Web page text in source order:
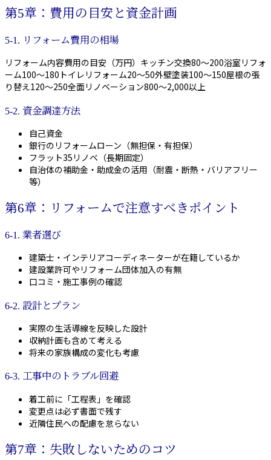
第5章：費用の目安と資金計画
5-1. リフォーム費用の相場
リフォーム内容費用の目安（万円）キッチン交換80〜200浴室リフォ
ーム100〜180トイレリフォーム20〜50外壁塗装100〜150屋根の張
り替え120〜250全面リノベーション800〜2,000以上
5-2. 資金調達方法
自己資金
銀行のリフォームローン（無担保・有担保）
フラット35リノベ（長期固定）
自治体の補助金・助成金の活用（耐震・断熱・バリアフリー
等）
第6章：リフォームで注意すべきポイント
6-1. 業者選び
建築士・インテリアコーディネーターが在籍しているか
建設業許可やリフォーム団体加入の有無
口コミ・施工事例の確認
6-2. 設計とプラン
実際の生活導線を反映した設計
収納計画も含めて考える
将来の家族構成の変化も考慮
6-3. 工事中のトラブル回避
着工前に「工程表」を確認
変更点は必ず書面で残す
近隣住民への配慮を怠らない
第7章：失敗しないためのコツ